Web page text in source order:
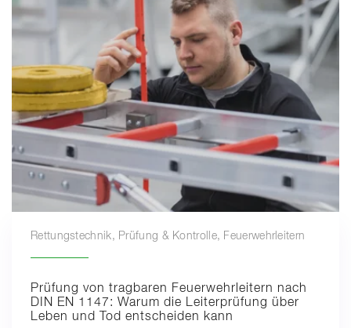
Rettungstechnik, Prüfung & Kontrolle, Feuerwehrleitern
Prüfung von tragbaren Feuerwehrleitern nach
DIN EN 1147: Warum die Leiterprüfung über
Leben und Tod entscheiden kann